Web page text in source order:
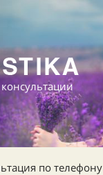
по телефону